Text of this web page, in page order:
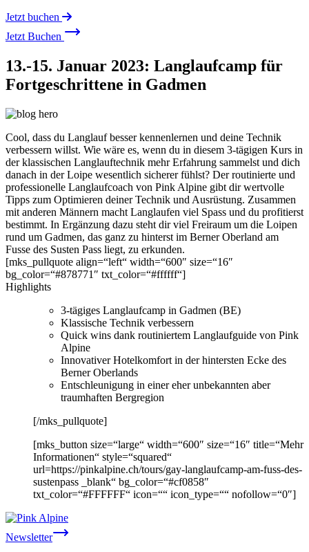
Jetzt buchen
Jetzt Buchen
13.-15. Januar 2023: Langlaufcamp für
Fortgeschrittene in Gadmen
Cool, dass du Langlauf besser kennenlernen und deine Technik
verbessern willst. Wie wäre es, wenn du in diesem 3-tägigen Kurs in
der klassischen Langlauftechnik mehr Erfahrung sammelst und dich
danach in der Loipe wesentlich sicherer fühlst? Der routinierte und
professionelle Langlaufcoach von Pink Alpine gibt dir wertvolle
Tipps zum Optimieren deiner Technik und Ausrüstung. Zusammen
mit anderen Männern macht Langlaufen viel Spass und du profitierst
bestimmt. In Ergänzung dazu steht dir viel Freiraum um die Loipen
rund um Gadmen, das ganz zu hinterst im Berner Oberland am
Fusse des Susten Pass liegt, zu erkunden.
[mks_pullquote align=“left“ width=“600″ size=“16″
bg_color=“#878771″ txt_color=“#ffffff“]
Highlights
3-tägiges Langlaufcamp in Gadmen (BE)
Klassische Technik verbessern
Quick wins dank routiniertem Langlaufguide von Pink
Alpine
Innovativer Hotelkomfort in der hintersten Ecke des
Berner Oberlands
Entschleunigung in einer eher unbekannten aber
traumhaften Bergregion
[/mks_pullquote]
[mks_button size=“large“ width=“600″ size=“16″ title=“Mehr
Informationen“ style=“squared“
url=https://pinkalpine.ch/tours/gay-langlaufcamp-am-fuss-des-
sustenpass _blank“ bg_color=“#cf0858″
txt_color=“#FFFFFF“ icon=““ icon_type=““ nofollow=“0″]
Newsletter